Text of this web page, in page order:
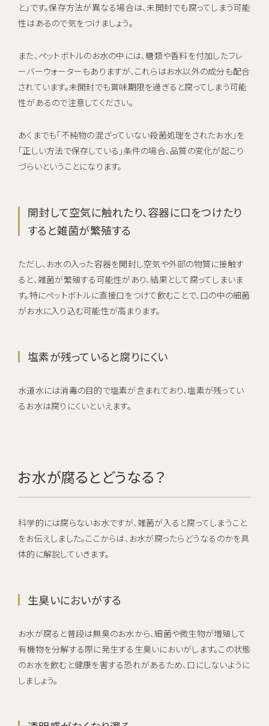
と」です。保存方法が異なる場合は、未開封でも腐ってしまう可能
性はあるので気をつけましょう。
また、ペットボトルのお水の中には、糖類や香料を付加したフレ
ーバーウォーターもありますが、これらはお水以外の成分も配合
されています。未開封でも賞味期限を過ぎると腐ってしまう可能
性があるので注意してください。
あくまでも「不純物の混ざっていない殺菌処理をされたお水」を
「正しい方法で保存している」条件の場合、品質の変化が起こり
づらいということになります。
開封して空気に触れたり、容器に口をつけたり
すると雑菌が繁殖する
ただし、お水の入った容器を開封し空気や外部の物質に接触す
ると、雑菌が繁殖する可能性があり、結果として腐ってしまいま
す。特にペットボトルに直接口をつけて飲むことで、口の中の細菌
がお水に入り込む可能性が高まります。
塩素が残っていると腐りにくい
水道水には消毒の目的で塩素が含まれており、塩素が残ってい
るお水は腐りにくいといえます。
お水が腐るとどうなる？
科学的には腐らないお水ですが、雑菌が入ると腐ってしまうこと
をお伝えしました。ここからは、お水が腐ったらどうなるのかを具
体的に解説していきます。
生臭いにおいがする
お水が腐ると普段は無臭のお水から、細菌や微生物が増殖して
有機物を分解する際に発生する生臭いにおいがします。この状態
のお水を飲むと健康を害する恐れがあるため、口にしないように
しましょう。